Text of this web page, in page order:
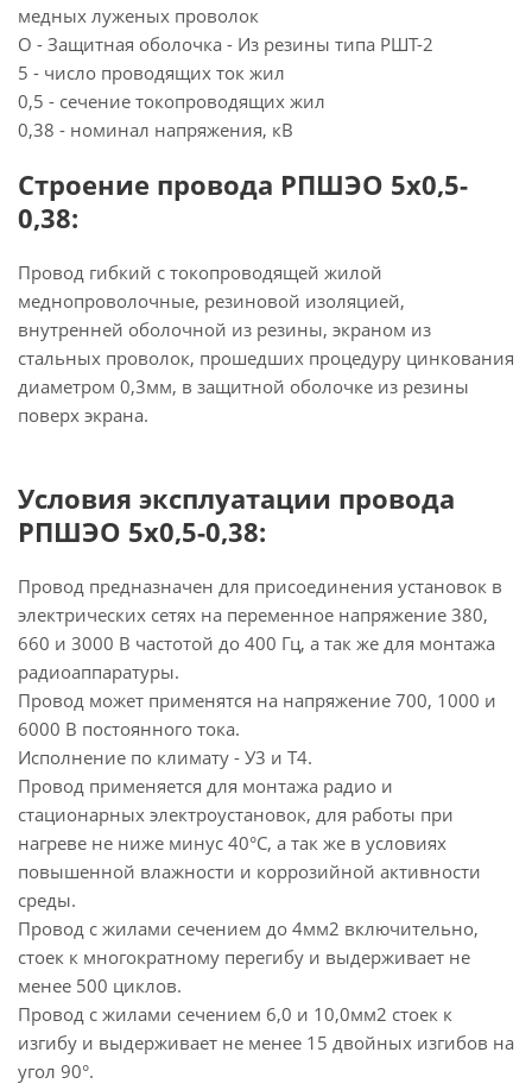
медных луженых проволок
О - Защитная оболочка - Из резины типа РШТ-2
5 - число проводящих ток жил
0,5 - сечение токопроводящих жил
0,38 - номинал напряжения, кВ
Строение провода РПШЭО 5х0,5-
0,38:
Провод гибкий с токопроводящей жилой
меднопроволочные, резиновой изоляцией,
внутренней оболочной из резины, экраном из
стальных проволок, прошедших процедуру цинкования
диаметром 0,3мм, в защитной оболочке из резины
поверх экрана.
Условия эксплуатации провода
РПШЭО 5х0,5-0,38:
Провод предназначен для присоединения установок в
электрических сетях на переменное напряжение 380,
660 и 3000 В частотой до 400 Гц, а так же для монтажа
радиоаппаратуры.
Провод может применятся на напряжение 700, 1000 и
6000 В постоянного тока.
Исполнение по климату - У3 и Т4.
Провод применяется для монтажа радио и
стационарных электроустановок, для работы при
нагреве не ниже минус 40°С, а так же в условиях
повышенной влажности и коррозийной активности
среды.
Провод с жилами сечением до 4мм2 включительно,
стоек к многократному перегибу и выдерживает не
менее 500 циклов.
Провод с жилами сечением 6,0 и 10,0мм2 стоек к
изгибу и выдерживает не менее 15 двойных изгибов на
угол 90°.